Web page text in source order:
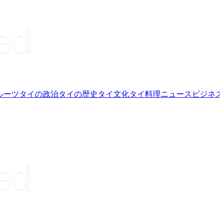
ーツタイの政治タイの歴史 タイ文化タイ料理ニュース ビジネ